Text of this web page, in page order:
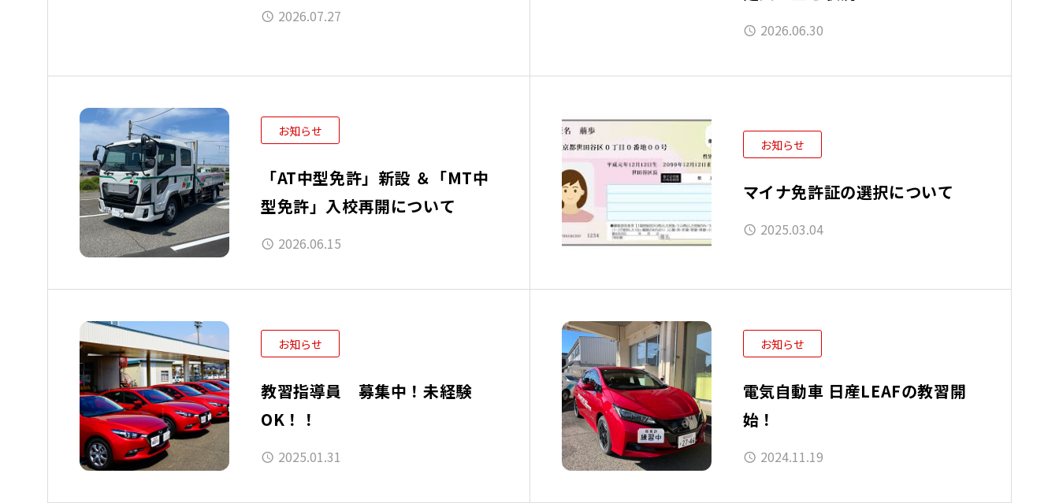
2026.07.27
2026.06.30
お知らせ
「AT中型免許」新設 ＆「MT中
型免許」入校再開について
2026.06.15
お知らせ
マイナ免許証の選択について
2025.03.04
お知らせ
教習指導員 募集中！未経験
OK！！
2025.01.31
お知らせ
電気自動車 日産LEAFの教習開
始！
2024.11.19